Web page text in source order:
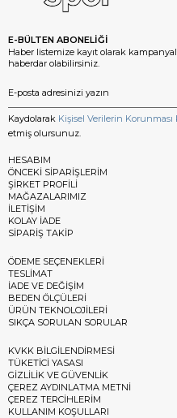
E-BÜLTEN ABONELİĞİ
Haber listemize kayıt olarak
haberdar olabilirsiniz.
Kaydolarak Kişisel Verilerin
etmiş olursunuz.
HESABIM
ÖNCEKİ SİPARİŞLERİM
ŞİRKET PROFİLİ
MAĞAZALARIMIZ
İLETİŞİM
KOLAY İADE
SİPARİŞ TAKİP
ÖDEME SEÇENEKLERİ
TESLİMAT
İADE VE DEĞİŞİM
BEDEN ÖLÇÜLERİ
ÜRÜN TEKNOLOJİLERİ
SIKÇA SORULAN SORULAR
KVKK BİLGİLENDİRMESİ
TÜKETİCİ YASASI
GİZLİLİK VE GÜVENLİK
ÇEREZ AYDINLATMA METNİ
ÇEREZ TERCİHLERİM
KULLANIM KOŞULLARI